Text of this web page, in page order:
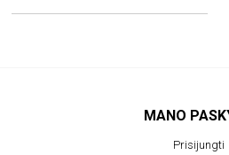
MANO
Prisijungti